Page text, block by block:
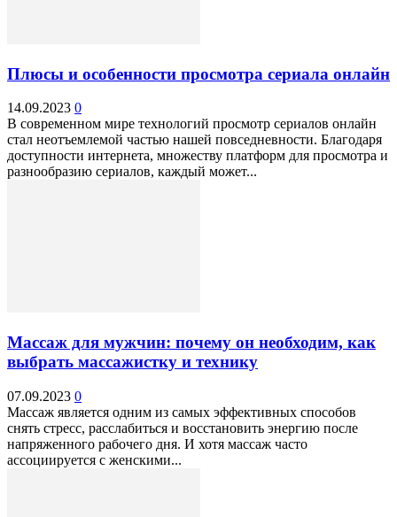
Плюсы и особенности просмотра сериала онлайн
14.09.2023 0
В современном мире технологий просмотр сериалов онлайн
стал неотъемлемой частью нашей повседневности. Благодаря
доступности интернета, множеству платформ для просмотра и
разнообразию сериалов, каждый может...
Массаж для мужчин: почему он необходим, как
выбрать массажистку и технику
07.09.2023 0
Массаж является одним из самых эффективных способов
снять стресс, расслабиться и восстановить энергию после
напряженного рабочего дня. И хотя массаж часто
ассоциируется с женскими...